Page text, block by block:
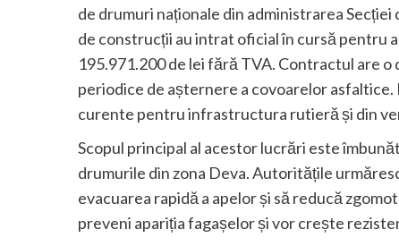
de drumuri naționale din administrarea
de construcții au intrat oficial în cursă pentru
195.971.200 de lei fără TVA. Contractul are
periodice de așternere a covoarelor
curente pentru infrastructura rutieră și din
Scopul principal al acestor lucrări este
drumurile din zona Deva. Autoritățile
evacuarea rapidă a apelor și să reducă
preveni apariția fagașelor și vor crește